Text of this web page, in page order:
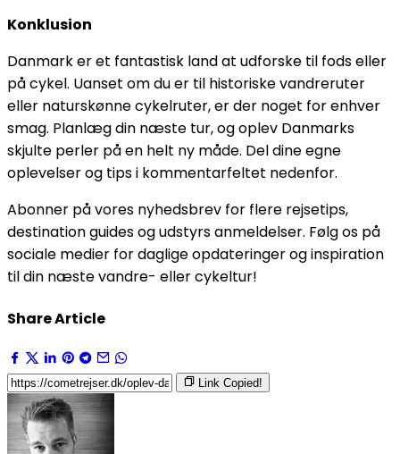
Konklusion
Danmark er et fantastisk land at udforske til fods eller
på cykel. Uanset om du er til historiske vandreruter
eller naturskønne cykelruter, er der noget for enhver
smag. Planlæg din næste tur, og oplev Danmarks
skjulte perler på en helt ny måde. Del dine egne
oplevelser og tips i kommentarfeltet nedenfor.
Abonner på vores nyhedsbrev for flere rejsetips,
destination guides og udstyrs anmeldelser. Følg os på
sociale medier for daglige opdateringer og inspiration
til din næste vandre- eller cykeltur!
Share Article
Link Copied!